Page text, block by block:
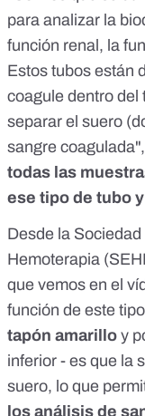
para analizar la
función renal, la
Estos tubos están
coagule dentro del
separar el suero
sangre
todas las
ese tipo de tubo
Desde la
Hemoterapia
que vemos en el
función de este
tapón amarillo y
inferior - es que la
suero, lo que
los análisis de